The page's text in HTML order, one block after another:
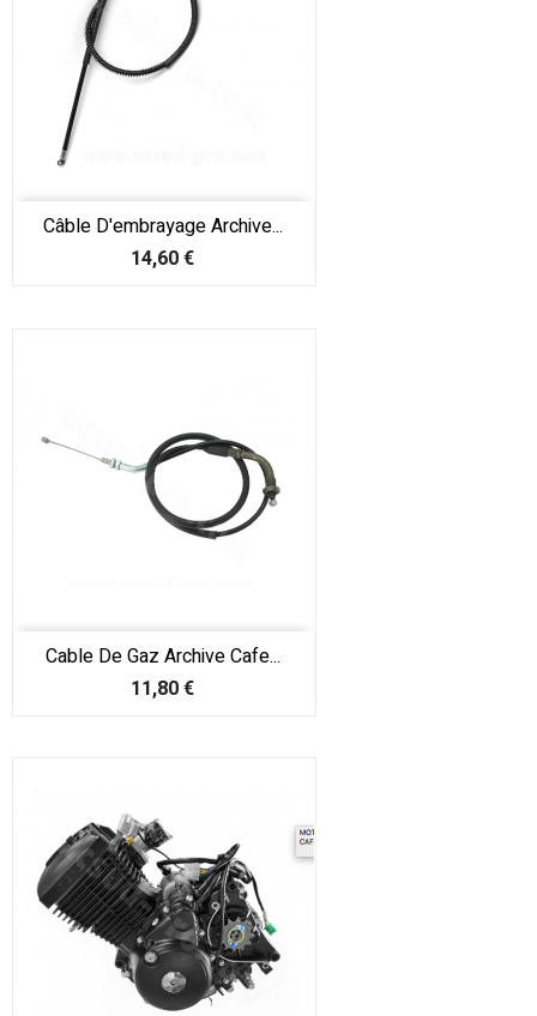
Câble D'embrayage Archive...
Prix
14,60 €
Cable De Gaz Archive Cafe...
Prix
11,80 €